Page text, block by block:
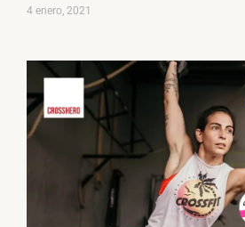
4 enero, 2021